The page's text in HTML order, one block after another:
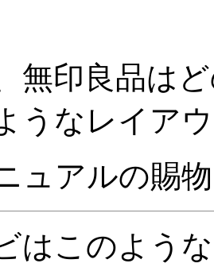
無印良品は
うなレイア
ュアルの賜
はこのよう